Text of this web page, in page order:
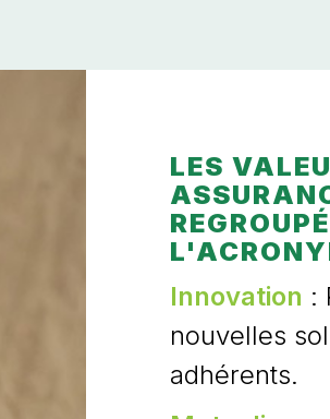
LES
Innovation :
nouvelles
adhérents.